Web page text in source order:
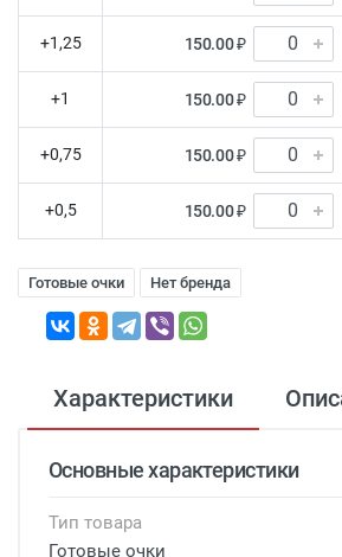
+1,25 150.00 ₽
+1 150.00 ₽
+0,75 150.00 ₽
+0,5 150.00 ₽
Готовые очки Нет бренда
Характеристики
Основные характеристики
Тип товара
Готовые очки